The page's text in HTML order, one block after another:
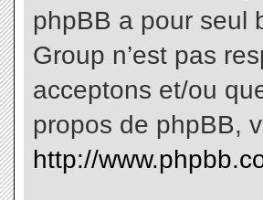
phpBB a pour seul
Group n’est pas
acceptons et/ou
propos de phpBB,
http://